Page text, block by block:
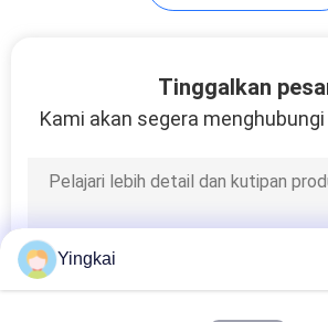
Diri
jangkar
Tinggalkan
Kami akan segera
Yingkai